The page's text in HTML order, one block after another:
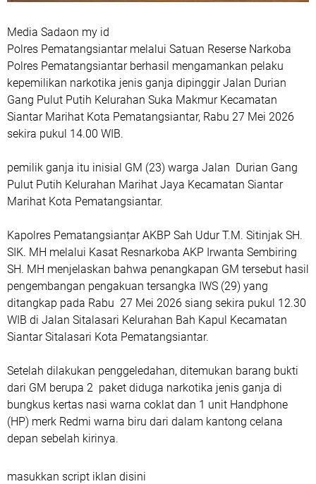
Media Sadaon my id
Polres Pematangsiantar melalui Satuan Reserse Narkoba
Polres Pematangsiantar berhasil mengamankan pelaku
kepemilikan narkotika jenis ganja dipinggir Jalan Durian
Gang Pulut Putih Kelurahan Suka Makmur Kecamatan
Siantar Marihat Kota Pematangsiantar, Rabu 27 Mei 2026
sekira pukul 14.00 WIB.
pemilik ganja itu inisial GM (23) warga Jalan Durian Gang
Pulut Putih Kelurahan Marihat Jaya Kecamatan Siantar
Marihat Kota Pematangsiantar.
Kapolres Pematangsianțar AKBP Sah Udur T.M. Sitinjak SH.
SIK. MH melalui Kasat Resnarkoba AKP Irwanta Sembiring
SH. MH menjelaskan bahwa penangkapan GM tersebut hasil
pengembangan pengakuan tersangka IWS (29) yang
ditangkap pada Rabu 27 Mei 2026 siang sekira pukul 12.30
WIB di Jalan Sitalasari Kelurahan Bah Kapul Kecamatan
Siantar Sitalasari Kota Pematangsiantar.
Setelah dilakukan penggeledahan, ditemukan barang bukti
dari GM berupa 2 paket diduga narkotika jenis ganja di
bungkus kertas nasi warna coklat dan 1 unit Handphone
(HP) merk Redmi warna biru dari dalam kantong celana
depan sebelah kirinya.
masukkan script iklan disini